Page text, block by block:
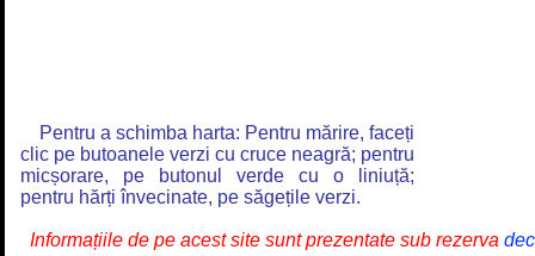
Pentru a schimba harta: Pentru mărire, faceți
clic pe butoanele verzi cu cruce neagră; pentru
micșorare, pe butonul verde cu o liniuță;
pentru hărți învecinate, pe săgețile verzi.
Informațiile de pe acest site sunt prezentate sub rezerva